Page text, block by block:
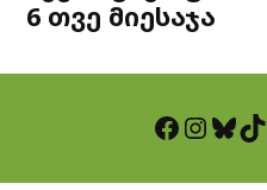
6 თვე მიესაჯა
Facebook InstagramBluesky TikTok